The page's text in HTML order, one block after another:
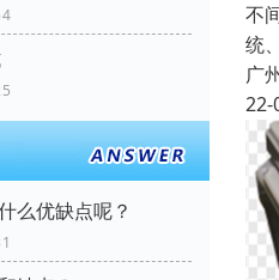
么优缺点呢？
不
统
广
22-